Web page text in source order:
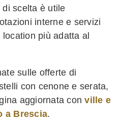
scelta è utile
interne e servizi
più adatta al
sulle offerte di
con cenone e serata,
aggiornata conville e
a Brescia.